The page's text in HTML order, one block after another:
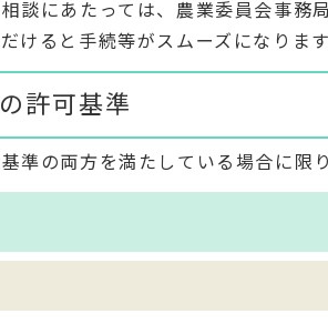
談にあたっては、農業委員会事務
けると手続等がスムーズになります
許可基準
準の両方を満たしている場合に限